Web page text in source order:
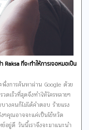
Raksa ที่จะทำให้การเจอหมอเป็น
ารค้นหาผ่าน Google ด้วย
ดเร็วที่สุดจึงทำให้ใครหลายๆ
างคนก็ไม่ได้คำตอบ ร้ายแรง
ๆคุณอาจจะแค่เป็นไข้หวัด
ย์อยู่ดี วันนี้เราจึงจะมาแนะนำ